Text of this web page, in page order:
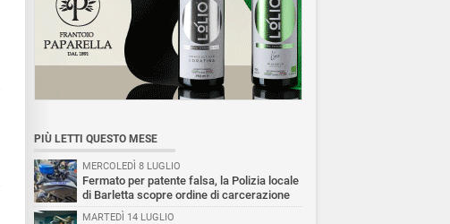
PIÙ LETTI QUESTO MESE
MERCOLEDÌ 8 LUGLIO
Fermato per patente falsa, la Polizia locale
di Barletta scopre ordine di carcerazione
MARTEDÌ 14 LUGLIO